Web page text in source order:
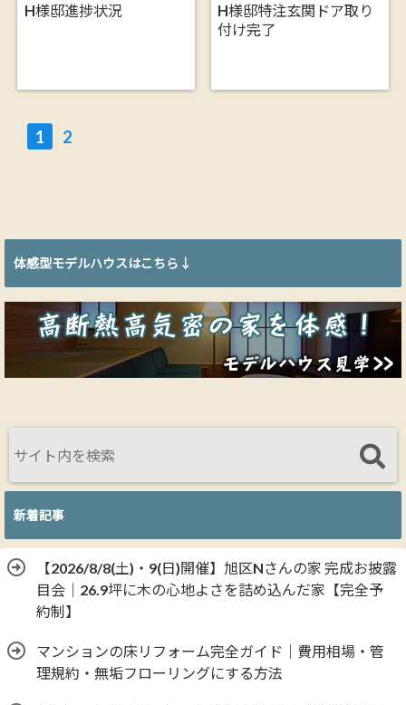
H様邸進捗状況
H様邸特注玄関ドア取り
付け完了
1 2
体感型モデルハウスはこちら↓
新着記事
【2026/8/8(土)・9(日)開催】旭区Nさんの家 完成お披露
目会｜26.9坪に木の心地よさを詰め込んだ家【完全予
約制】
マンションの床リフォーム完全ガイド｜費用相場・管
理規約・無垢フローリングにする方法